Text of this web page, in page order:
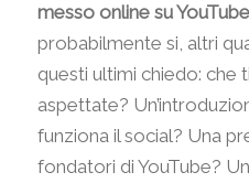
messo online su YouTube
probabilmente si, altri
questi ultimi chiedo: che
aspettate?
funziona il social? Una
fondatori di YouTube?